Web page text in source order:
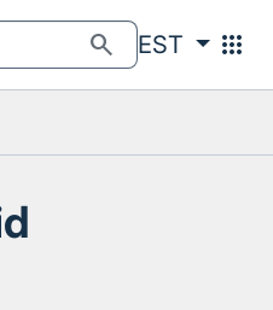
search EST apps